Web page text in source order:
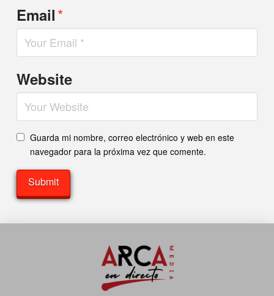
Email*
Website
Guarda mi nombre, correo electrónico y web en este
navegador para la próxima vez que comente.